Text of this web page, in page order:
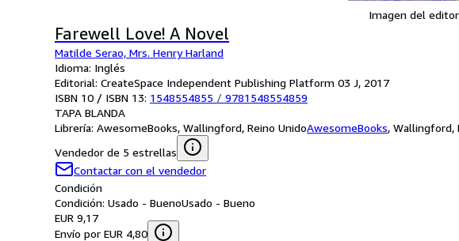
Imagen del editor
Farewell Love! A Novel
Matilde Serao, Mrs. Henry Harland
Idioma: Inglés
Editorial: CreateSpace Independent Publishing Platform 03 J, 2017
ISBN 10 / ISBN 13: 1548554855 / 9781548554859
TAPA BLANDA
Librería: AwesomeBooks, Wallingford, Reino UnidoAwesomeBooks, Wallingford,
Vendedor de 5 estrellas
Contactar con el vendedor
Condición
Condición: Usado - BuenoUsado - Bueno
EUR 9,17
Envío por EUR 4,80